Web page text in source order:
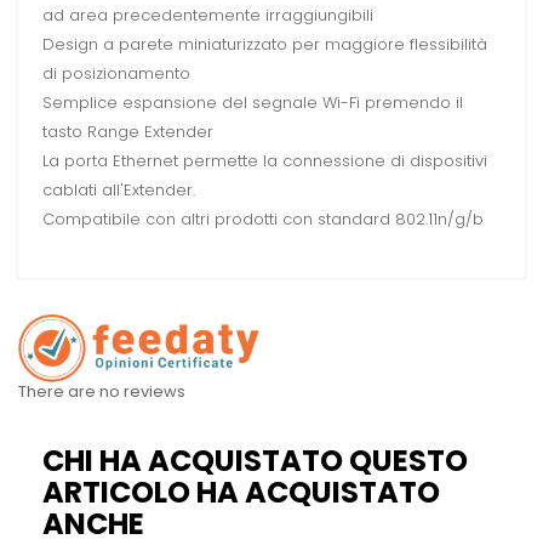
ad area precedentemente irraggiungibili
Design a parete miniaturizzato per maggiore flessibilità
di posizionamento
Semplice espansione del segnale Wi-Fi premendo il
tasto Range Extender
La porta Ethernet permette la connessione di dispositivi
cablati all'Extender.
Compatibile con altri prodotti con standard 802.11n/g/b
There are no reviews
CHI HA ACQUISTATO QUESTO
ARTICOLO HA ACQUISTATO
ANCHE